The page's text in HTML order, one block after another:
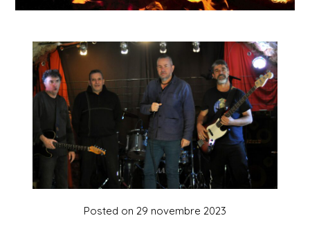
Posted on 29 novembre 2023